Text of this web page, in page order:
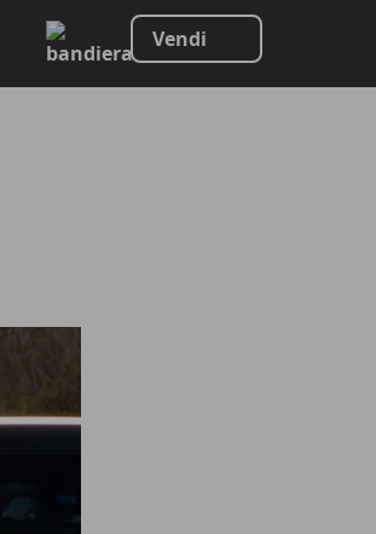
Vendi